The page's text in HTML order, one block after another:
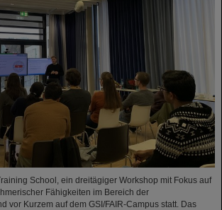
School, ein dreitägiger Workshop mit Fokus auf
Fähigkeiten im Bereich der
vor Kurzem auf dem GSI/FAIR-Campus statt. Das